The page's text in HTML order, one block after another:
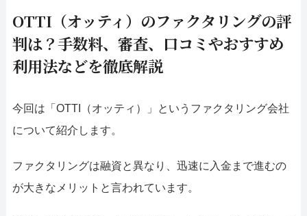
名古屋支店HP 福岡支店HP
お電話で
スピード
052-414-4107
おすすめ記事
OTTI（オッティ）のファクタリングの評
判は？手数料、審査、口コミやおすすめ
利用法などを徹底解説
今回は「OTTI（オッティ）」というファクタリング会社
について紹介します。
ファクタリングは融資と異なり、迅速に入金まで進むの
が大きなメリットと言われています。